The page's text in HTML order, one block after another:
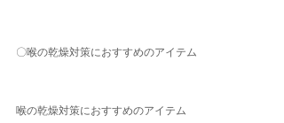
〇喉の乾燥対策におすすめのアイテム
喉の乾燥対策におすすめのアイテム